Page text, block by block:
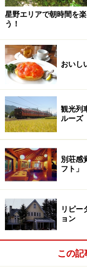
星野エリアで朝時間を
う！
おいし
観光列
ルーズ
別荘感
フト」
リピー
ョン
この記